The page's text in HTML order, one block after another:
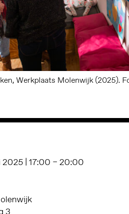
Werkplaats Molenwijk (2025).
2025 | 17:00 – 20:00
3